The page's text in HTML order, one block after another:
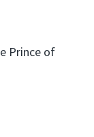
Prince of